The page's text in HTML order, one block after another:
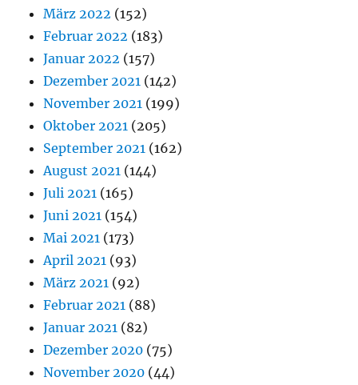
März 2022 (152)
Februar 2022 (183)
Januar 2022 (157)
Dezember 2021 (142)
November 2021 (199)
Oktober 2021 (205)
September 2021 (162)
August 2021 (144)
Juli 2021 (165)
Juni 2021 (154)
Mai 2021 (173)
April 2021 (93)
März 2021 (92)
Februar 2021 (88)
Januar 2021 (82)
Dezember 2020 (75)
November 2020 (44)